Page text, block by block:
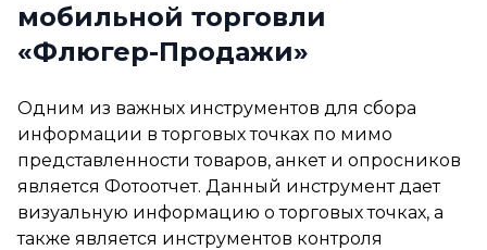
мобильной торговли
«Флюгер-Продажи»
Одним из важных инструментов для сбора
информации в торговых точках по мимо
представленности товаров, анкет и опросников
является Фотоотчет. Данный инструмент дает
визуальную информацию о торговых точках, а
также является инструментов контроля